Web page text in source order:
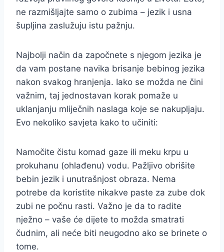
ne razmišljajte samo o zubima – jezik i usna
šupljina zaslužuju istu pažnju.
Najbolji način da započnete s njegom jezika je
da vam postane navika brisanje bebinog jezika
nakon svakog hranjenja. Iako se možda ne čini
važnim, taj jednostavan korak pomaže u
uklanjanju mliječnih naslaga koje se nakupljaju.
Evo nekoliko savjeta kako to učiniti:
Namočite čistu komad gaze ili meku krpu u
prokuhanu (ohlađenu) vodu. Pažljivo obrišite
bebin jezik i unutrašnjost obraza. Nema
potrebe da koristite nikakve paste za zube dok
zubi ne počnu rasti. Važno je da to radite
nježno – vaše će dijete to možda smatrati
čudnim, ali neće biti neugodno ako se brinete o
tome.